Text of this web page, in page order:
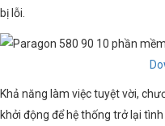
bị lỗi.
Khả năng làm việc tuyệt vời,
khởi động để hệ thống trở lại